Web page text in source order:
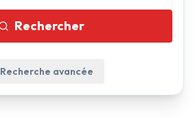
Rechercher
Recherche avancée